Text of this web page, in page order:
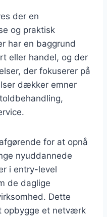
der en
og praktisk
har en baggrund
eller handel, og der
der fokuserer på
dækker emner
for at opnå
nyuddannede
i entry-level
de daglige
Dette
opbygge et netværk